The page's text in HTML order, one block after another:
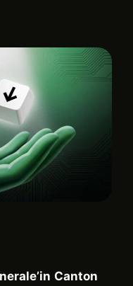
Canton